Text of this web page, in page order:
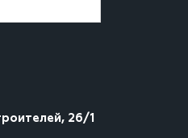
26/1